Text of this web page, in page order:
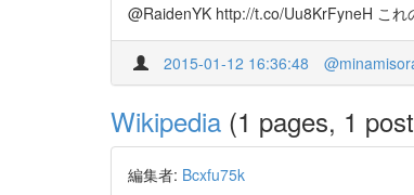
@RaidenYK http://t.co/Uu8KrFyneH これ
2015-01-12 16:36:48
Wikipedia (1 pages, 1
編集者: Bcxfu75k